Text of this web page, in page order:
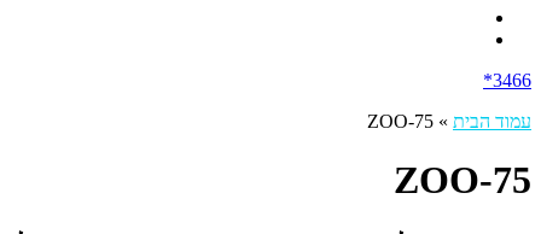
3466*
עמוד הבית »
ZOO-75
ZOO-75